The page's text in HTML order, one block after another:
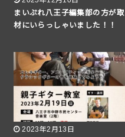
まいぷれ八王子編集部の方が取
材にいらっしゃいました！！
2023年2月13日